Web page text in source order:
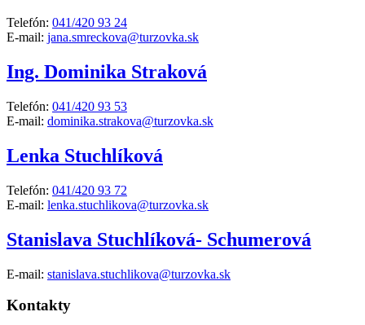
Telefón: 041/420 93 24
E-mail: jana.smreckova@turzovka.sk
Ing. Dominika Straková
Telefón: 041/420 93 53
E-mail: dominika.strakova@turzovka.sk
Lenka Stuchlíková
Telefón: 041/420 93 72
E-mail: lenka.stuchlikova@turzovka.sk
Stanislava Stuchlíková- Schumerová
E-mail: stanislava.stuchlikova@turzovka.sk
Kontakty